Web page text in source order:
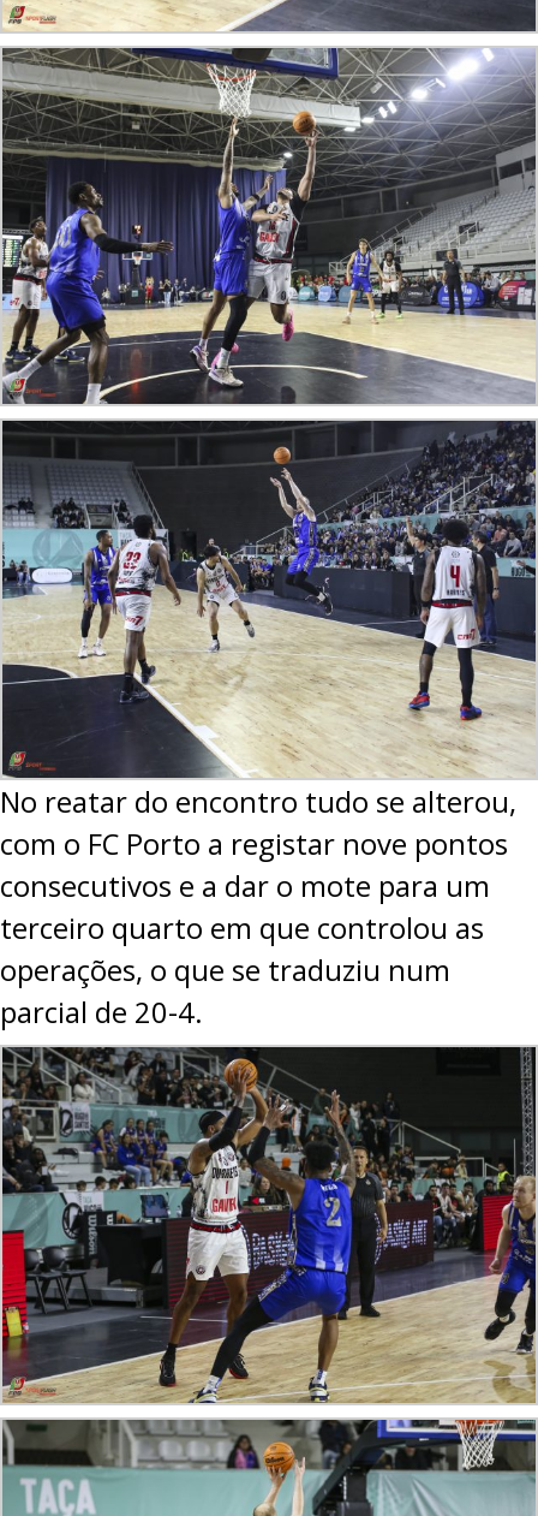
No reatar do encontro tudo se alterou,
com o FC Porto a registar nove pontos
consecutivos e a dar o mote para um
terceiro quarto em que controlou as
operações, o que se traduziu num
parcial de 20-4.